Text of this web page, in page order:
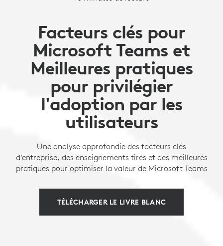
Facteurs clés pour
Microsoft Teams et
Meilleures pratiques
pour privilégier
l'adoption par les
utilisateurs
Une analyse approfondie des facteurs clés
d’entreprise, des enseignements tirés et des meilleures
pratiques pour optimiser la valeur de Microsoft Teams
TÉLÉCHARGER LE LIVRE BLANC